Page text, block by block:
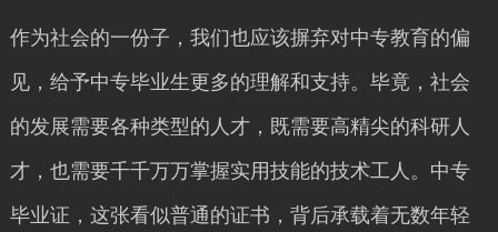
作为社会的一份子，我们也应该摒弃对中专教育的偏
见，给予中专毕业生更多的理解和支持。毕竟，社会
的发展需要各种类型的人才，既需要高精尖的科研人
才，也需要千千万万掌握实用技能的技术工人。中专
毕业证，这张看似普通的证书，背后承载着无数年轻